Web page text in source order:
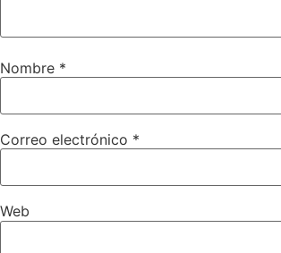
Nombre *
Correo electrónico *
Web